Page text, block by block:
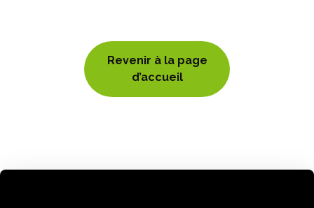
Revenir à la page
d’accueil